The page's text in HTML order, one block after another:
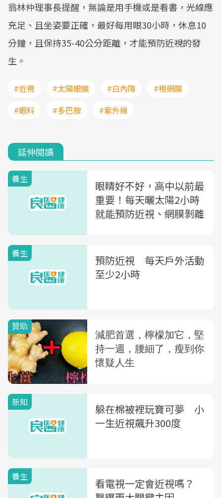
翁林仲理事長提醒，無論是用手機或是看書，光線應
充足、且坐姿要正確，最好每用眼30小時，休息10
分鐘，且保持35-40公分距離，才能預防近視的發
生。
#近視 #太陽眼鏡 #白內障
#視網膜
#眼科
#多巴胺 #紫外線
延伸閱讀
養生
眼睛好不好，高中以前最
重要！每天曬太陽2小時
就能預防近視、網膜剝離
養生
預防近視 每天戶外活動
至少2小時
新知
躲在棉被裡玩寶可夢 小
一生近視飆升300度
養生
看電視一定會近視嗎？